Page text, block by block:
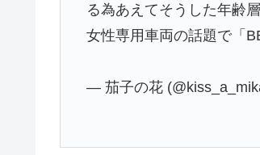
る為あえてそうした年齢
女性専用車両の話題で「
— 茄子の花